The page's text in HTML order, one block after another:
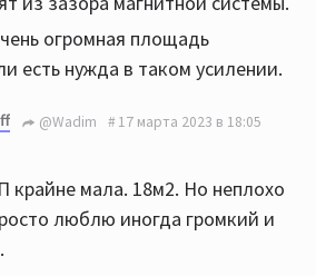
огромная площадь
есть нужда в таком усилении.
@Wadim 17 марта 2023 в 18:05
мала. 18м2. Но неплохо
люблю иногда громкий и